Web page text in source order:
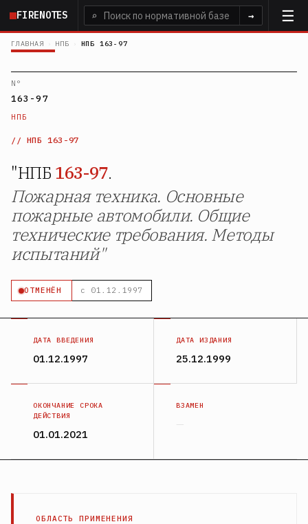
Перейти
основному
FIRENOTES ⌕ →
ГЛАВНАЯ › НПБ › НПБ 163-97
N°
163-97
НПБ
НПБ 163-97
"НПБ 163-97.
Пожарная техника. Основные
пожарные автомобили. Общие
технические требования. Методы
испытаний"
ОТМЕНЁН с 01.12.1997
ДАТА ВВЕДЕНИЯ
01.12.1997
ДАТА ИЗДАНИЯ
25.12.1999
ОКОНЧАНИЕ СРОКА
ДЕЙСТВИЯ
01.01.2021
ВЗАМЕН
—
ОБЛАСТЬ ПРИМЕНЕНИЯ